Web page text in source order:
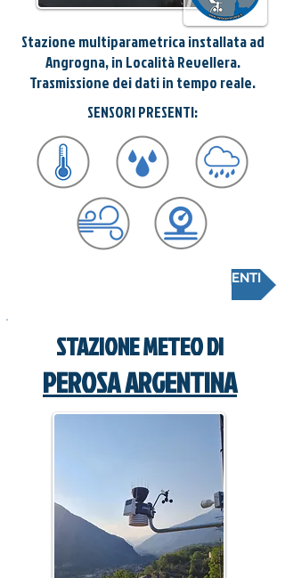
Stazione multiparametrica installata ad
Angrogna, in Località Revellera.
Trasmissione dei dati in tempo reale.
SENSORI PRESENTI:
CONSULTA LA SCHEDA RILEVAMENTI
STAZIONE METEO DI
PEROSA ARGENTINA